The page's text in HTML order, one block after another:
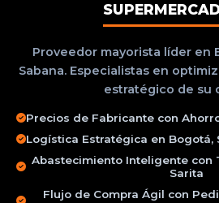
Proveedor mayorista líder en
Sabana. Especialistas en
estratégico de su
Precios de Fabricante con
Logística Estratégica en Bogotá,
Abastecimiento Inteligente con
Sarita
Flujo de Compra Ágil con